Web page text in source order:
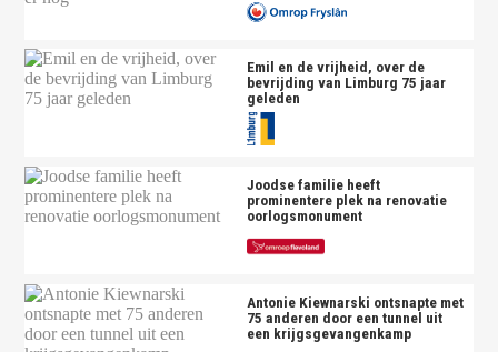
Emil en de vrijheid, over de
bevrijding van Limburg 75 jaar
geleden
Joodse familie heeft
prominentere plek na renovatie
oorlogsmonument
Antonie Kiewnarski ontsnapte met
75 anderen door een tunnel uit
een krijgsgevangenkamp